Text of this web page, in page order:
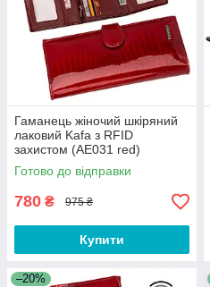
Гаманець жіночий шкіряний
лаковий Kafa з RFID
захистом (AE031 red)
Готово до відправки
780 ₴ 975 ₴
Купити
–20%